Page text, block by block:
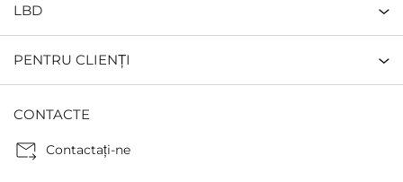
LBD
PENTRU CLIENȚI
CONTACTE
Contactaţi-ne